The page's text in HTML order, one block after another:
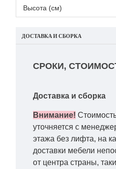
Высота (см)
ДОСТАВКА И СБОРКА
СРОКИ,
Доставка и сборка
Внимание!
уточняется с
этажа без лифта, на
доставки мебели
от центра страны,